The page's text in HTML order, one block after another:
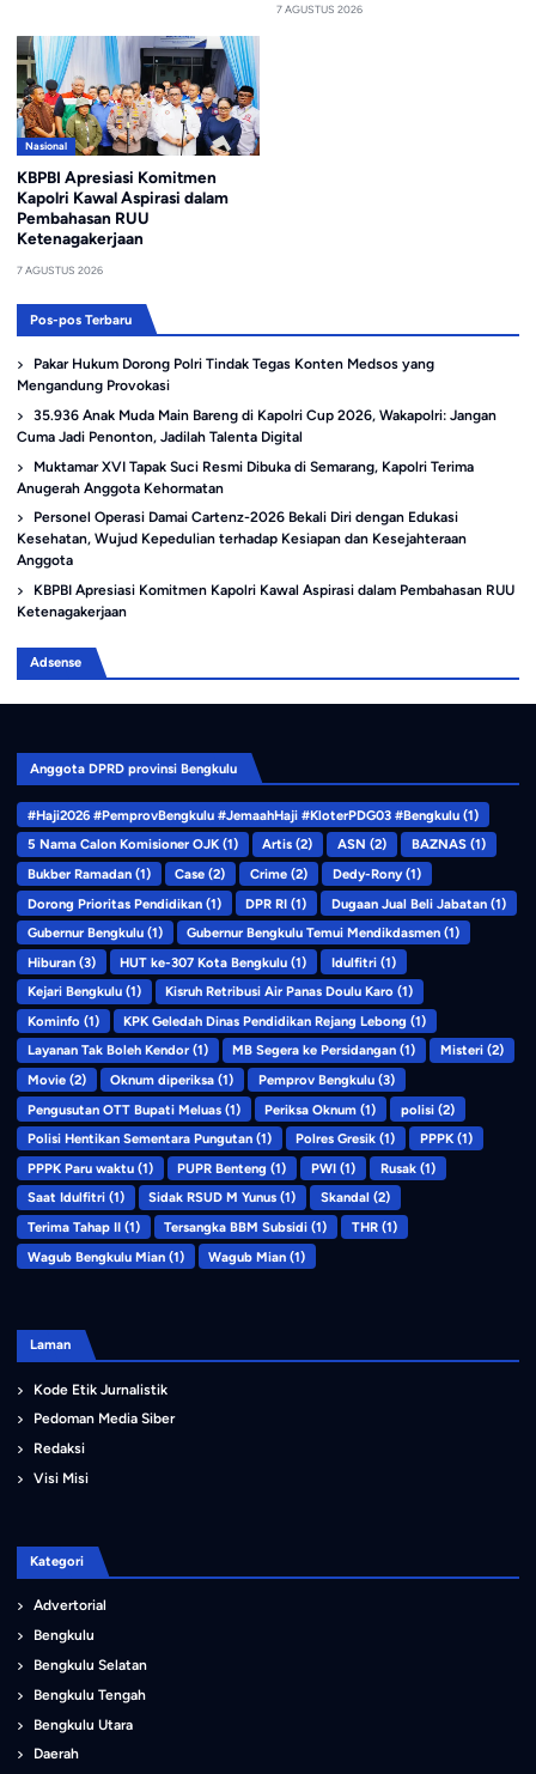
7 AGUSTUS 2026
Nasional
KBPBI Apresiasi Komitmen
Kapolri Kawal Aspirasi dalam
Pembahasan RUU
Ketenagakerjaan
7 AGUSTUS 2026
Pos-pos Terbaru
Pakar Hukum Dorong Polri Tindak Tegas Konten Medsos yang
Mengandung Provokasi
35.936 Anak Muda Main Bareng di Kapolri Cup 2026, Wakapolri: Jangan
Cuma Jadi Penonton, Jadilah Talenta Digital
Muktamar XVI Tapak Suci Resmi Dibuka di Semarang, Kapolri Terima
Anugerah Anggota Kehormatan
Personel Operasi Damai Cartenz-2026 Bekali Diri dengan Edukasi
Kesehatan, Wujud Kepedulian terhadap Kesiapan dan Kesejahteraan
Anggota
KBPBI Apresiasi Komitmen Kapolri Kawal Aspirasi dalam Pembahasan RUU
Ketenagakerjaan
Adsense
Anggota DPRD provinsi Bengkulu
#Haji2026 #PemprovBengkulu #JemaahHaji #KloterPDG03 #Bengkulu(1)
5 Nama Calon Komisioner OJK(1) Artis (2) ASN (2) BAZNAS (1)
Bukber Ramadan(1) Case (2) Crime (2) Dedy-Rony(1)
Dorong Prioritas Pendidikan(1) DPR RI (1) Dugaan Jual Beli Jabatan (1)
Gubernur Bengkulu(1) Gubernur Bengkulu Temui Mendikdasmen (1)
Hiburan(3) HUT ke-307 Kota Bengkulu (1) Idulfitri (1)
Kejari Bengkulu(1) Kisruh Retribusi Air Panas Doulu Karo (1)
Kominfo(1) KPK Geledah Dinas Pendidikan Rejang Lebong (1)
Layanan Tak Boleh Kendor(1) MB Segera ke Persidangan (1) Misteri (2)
Movie(2) Oknum diperiksa (1) Pemprov Bengkulu (3)
Pengusutan OTT Bupati Meluas(1) Periksa Oknum (1) polisi (2)
Polisi Hentikan Sementara Pungutan(1) Polres Gresik (1) PPPK (1)
PPPK Paru waktu(1) PUPR Benteng (1) PWI (1) Rusak (1)
Saat Idulfitri(1) Sidak RSUD M Yunus (1) Skandal (2)
Terima Tahap II(1) Tersangka BBM Subsidi (1) THR (1)
Wagub Bengkulu Mian(1) Wagub Mian (1)
Laman
Kode Etik Jurnalistik
Pedoman Media Siber
Redaksi
Visi Misi
Kategori
Advertorial
Bengkulu
Bengkulu Selatan
Bengkulu Tengah
Bengkulu Utara
Daerah